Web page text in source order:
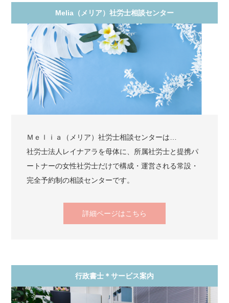
Melia（メリア）社労士相談センター
Ｍｅｌｉａ（メリア）社労士相談センターは…
社労士法人レイナアラを母体に、所属社労士と提携パ
ートナーの女性社労士だけで構成・運営される常設・
完全予約制の相談センターです。
詳細ページはこちら
行政書士＊サービス案内